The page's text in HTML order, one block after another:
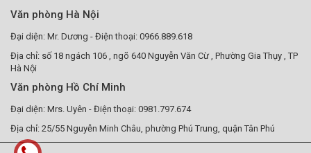
Văn phòng Hà Nội
Đại diện: Mr. Dương - Điện thoại: 0966.889.618
Địa chỉ: số 18 ngách 106 , ngõ 640 Nguyễn Văn Cừ , Phường Gia Thụy , TP
Hà Nội
Văn phòng Hồ Chí Minh
Đại diện: Mrs. Uyên - Điện thoại: 0981.797.674
Địa chỉ: 25/55 Nguyễn Minh Châu, phường Phú Trung, quận Tân Phú